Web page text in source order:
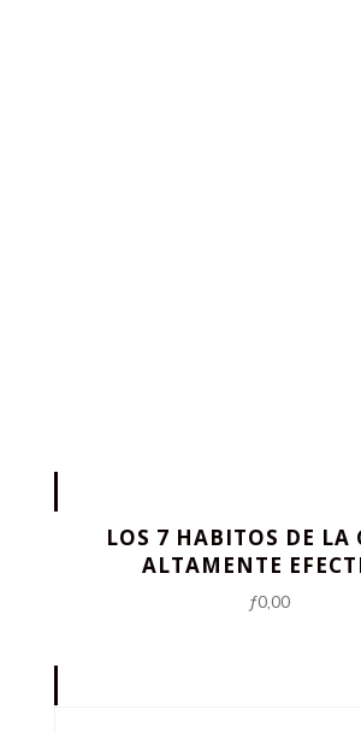
LOS 7 HABITOS DE LA
ALTAMENTE
ƒ0,00